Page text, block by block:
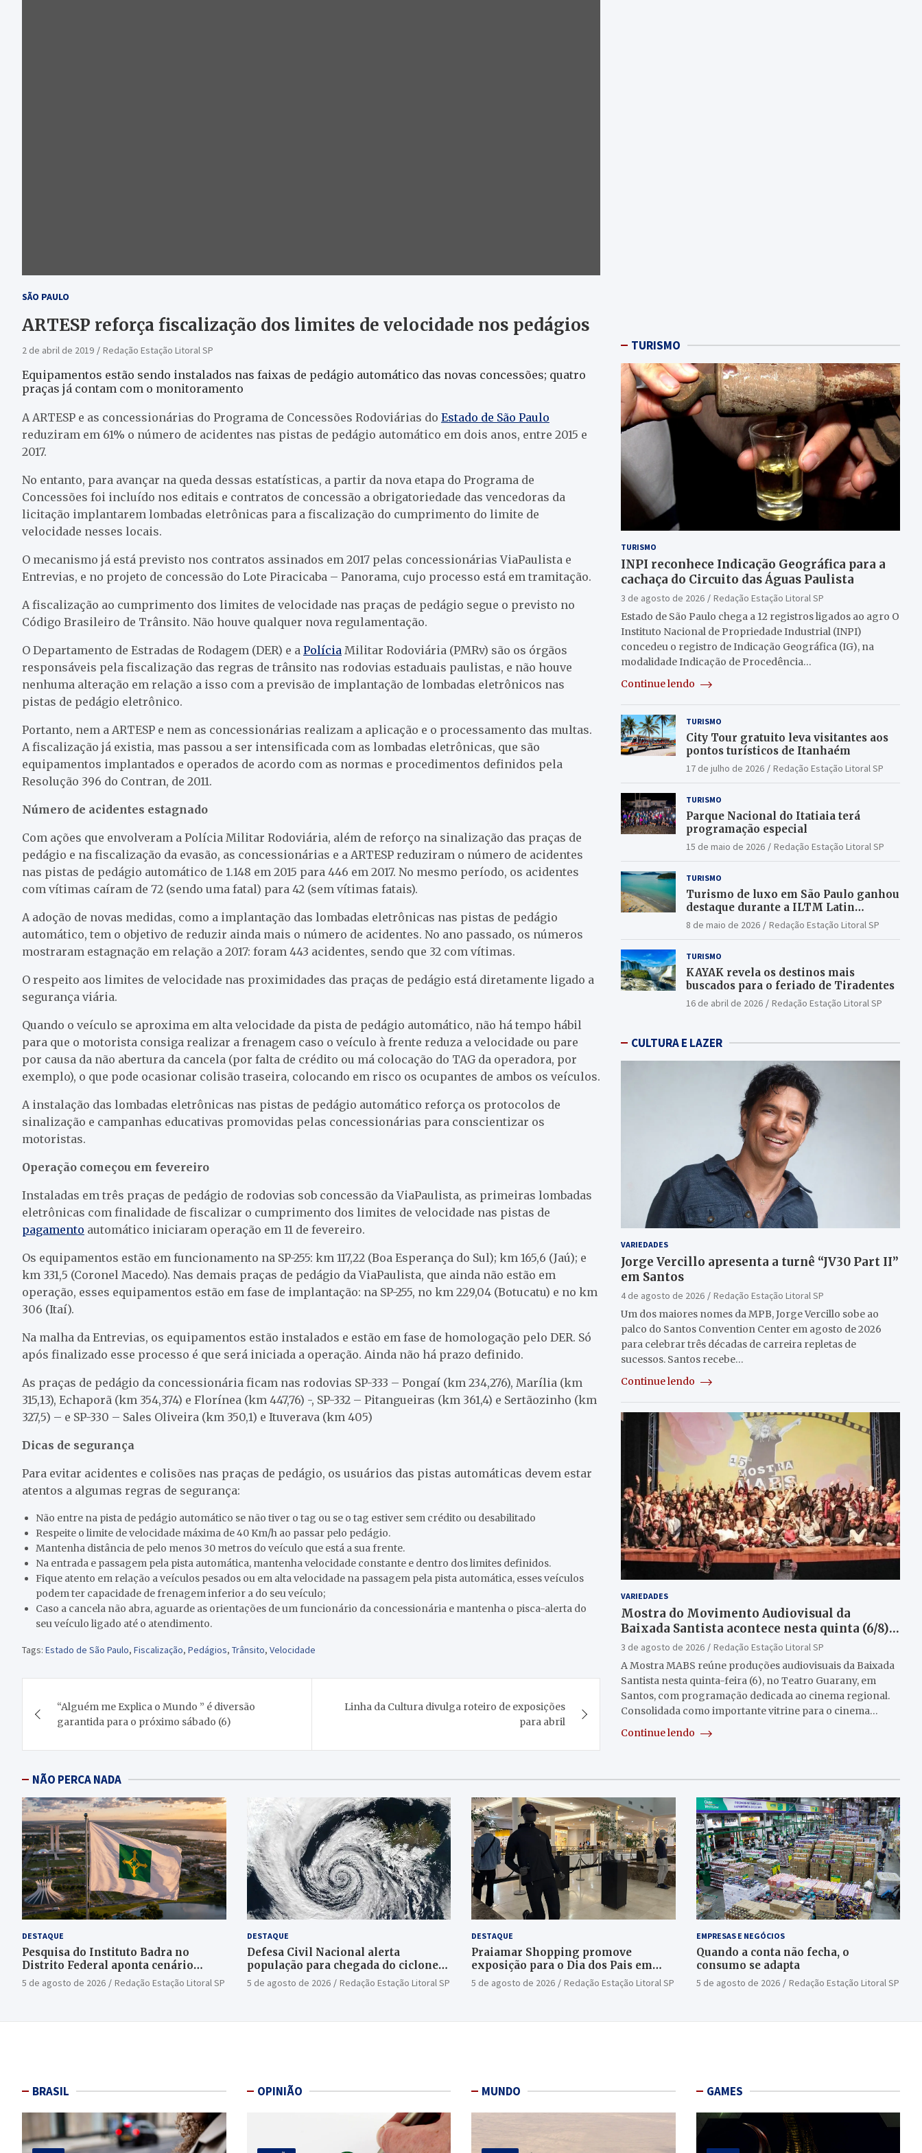
SÃO PAULO
ARTESP reforça fiscalização dos limites de velocidade nos pedágios
2 de abril de 2019 Redação Estação Litoral SP
Equipamentos estão sendo instalados nas faixas de pedágio automático das novas concessões; quatro
praças já contam com o monitoramento
A ARTESP e as concessionárias do Programa de Concessões Rodoviárias do Estado de São Paulo
reduziram em 61% o número de acidentes nas pistas de pedágio automático em dois anos, entre 2015 e
2017.
No entanto, para avançar na queda dessas estatísticas, a partir da nova etapa do Programa de
Concessões foi incluído nos editais e contratos de concessão a obrigatoriedade das vencedoras da
licitação implantarem lombadas eletrônicas para a fiscalização do cumprimento do limite de
velocidade nesses locais.
O mecanismo já está previsto nos contratos assinados em 2017 pelas concessionárias ViaPaulista e
Entrevias, e no projeto de concessão do Lote Piracicaba – Panorama, cujo processo está em tramitação.
A fiscalização ao cumprimento dos limites de velocidade nas praças de pedágio segue o previsto no
Código Brasileiro de Trânsito. Não houve qualquer nova regulamentação.
O Departamento de Estradas de Rodagem (DER) e a Polícia Militar Rodoviária (PMRv) são os órgãos
responsáveis pela fiscalização das regras de trânsito nas rodovias estaduais paulistas, e não houve
nenhuma alteração em relação a isso com a previsão de implantação de lombadas eletrônicos nas
pistas de pedágio eletrônico.
Portanto, nem a ARTESP e nem as concessionárias realizam a aplicação e o processamento das multas.
A fiscalização já existia, mas passou a ser intensificada com as lombadas eletrônicas, que são
equipamentos implantados e operados de acordo com as normas e procedimentos definidos pela
Resolução 396 do Contran, de 2011.
Número de acidentes estagnado
Com ações que envolveram a Polícia Militar Rodoviária, além de reforço na sinalização das praças de
pedágio e na fiscalização da evasão, as concessionárias e a ARTESP reduziram o número de acidentes
nas pistas de pedágio automático de 1.148 em 2015 para 446 em 2017. No mesmo período, os acidentes
com vítimas caíram de 72 (sendo uma fatal) para 42 (sem vítimas fatais).
A adoção de novas medidas, como a implantação das lombadas eletrônicas nas pistas de pedágio
automático, tem o objetivo de reduzir ainda mais o número de acidentes. No ano passado, os números
mostraram estagnação em relação a 2017: foram 443 acidentes, sendo que 32 com vítimas.
O respeito aos limites de velocidade nas proximidades das praças de pedágio está diretamente ligado a
segurança viária.
Quando o veículo se aproxima em alta velocidade da pista de pedágio automático, não há tempo hábil
para que o motorista consiga realizar a frenagem caso o veículo à frente reduza a velocidade ou pare
por causa da não abertura da cancela (por falta de crédito ou má colocação do TAG da operadora, por
exemplo), o que pode ocasionar colisão traseira, colocando em risco os ocupantes de ambos os veículos.
A instalação das lombadas eletrônicas nas pistas de pedágio automático reforça os protocolos de
sinalização e campanhas educativas promovidas pelas concessionárias para conscientizar os
motoristas.
Operação começou em fevereiro
Instaladas em três praças de pedágio de rodovias sob concessão da ViaPaulista, as primeiras lombadas
eletrônicas com finalidade de fiscalizar o cumprimento dos limites de velocidade nas pistas de
pagamento automático iniciaram operação em 11 de fevereiro.
Os equipamentos estão em funcionamento na SP-255: km 117,22 (Boa Esperança do Sul); km 165,6 (Jaú); e
km 331,5 (Coronel Macedo). Nas demais praças de pedágio da ViaPaulista, que ainda não estão em
operação, esses equipamentos estão em fase de implantação: na SP-255, no km 229,04 (Botucatu) e no km
306 (Itaí).
Na malha da Entrevias, os equipamentos estão instalados e estão em fase de homologação pelo DER. Só
após finalizado esse processo é que será iniciada a operação. Ainda não há prazo definido.
As praças de pedágio da concessionária ficam nas rodovias SP-333 – Pongaí (km 234,276), Marília (km
315,13), Echaporã (km 354,374) e Florínea (km 447,76) -, SP-332 – Pitangueiras (km 361,4) e Sertãozinho (km
327,5) – e SP-330 – Sales Oliveira (km 350,1) e Ituverava (km 405)
Dicas de segurança
Para evitar acidentes e colisões nas praças de pedágio, os usuários das pistas automáticas devem estar
atentos a algumas regras de segurança:
Não entre na pista de pedágio automático se não tiver o tag ou se o tag estiver sem crédito ou desabilitado
Respeite o limite de velocidade máxima de 40 Km/h ao passar pelo pedágio.
Mantenha distância de pelo menos 30 metros do veículo que está a sua frente.
Na entrada e passagem pela pista automática, mantenha velocidade constante e dentro dos limites definidos.
Fique atento em relação a veículos pesados ou em alta velocidade na passagem pela pista automática, esses veículos
podem ter capacidade de frenagem inferior a do seu veículo;
Caso a cancela não abra, aguarde as orientações de um funcionário da concessionária e mantenha o pisca-alerta do
seu veículo ligado até o atendimento.
Tags: Estado de São Paulo, Fiscalização, Pedágios, Trânsito, Velocidade
de
Post
“Alguém me Explica o Mundo ” é diversão
garantida para o próximo sábado (6)
Linha da Cultura divulga roteiro de exposições
para abril
TURISMO
TURISMO
INPI reconhece Indicação Geográfica para a
cachaça do Circuito das Águas Paulista
3 de agosto de 2026
Redação Estação Litoral SP
Estado de São Paulo chega a 12 registros ligados ao agro O
Instituto Nacional de Propriedade Industrial (INPI)
concedeu o registro de Indicação Geográfica (IG), na
modalidade Indicação de Procedência…
Continue lendo
TURISMO
City Tour gratuito leva visitantes aos
pontos turísticos de Itanhaém
17 de julho de 2026 Redação Estação Litoral SP
TURISMO
Parque Nacional do Itatiaia terá
programação especial
15 de maio de 2026 Redação Estação Litoral SP
TURISMO
Turismo de luxo em São Paulo ganhou
destaque durante a ILTM Latin
America 2026
8 de maio de 2026 Redação Estação Litoral SP
TURISMO
KAYAK revela os destinos mais
buscados para o feriado de Tiradentes
16 de abril de 2026 Redação Estação Litoral SP
CULTURA E LAZER
VARIEDADES
Jorge Vercillo apresenta a turnê “JV30 Part II”
em Santos
4 de agosto de 2026
Redação Estação Litoral SP
Um dos maiores nomes da MPB, Jorge Vercillo sobe ao
palco do Santos Convention Center em agosto de 2026
para celebrar três décadas de carreira repletas de
sucessos. Santos recebe…
Continue lendo
VARIEDADES
Mostra do Movimento Audiovisual da
Baixada Santista acontece nesta quinta (6/8)
no Teatro Guarany
3 de agosto de 2026
Redação Estação Litoral SP
A Mostra MABS reúne produções audiovisuais da Baixada
Santista nesta quinta-feira (6), no Teatro Guarany, em
Santos, com programação dedicada ao cinema regional.
Consolidada como importante vitrine para o cinema…
Continue lendo
NÃO PERCA NADA
DESTAQUE
Pesquisa do Instituto Badra no
Distrito Federal aponta cenário
aberto para o Senado
5 de agosto de 2026 Redação Estação Litoral SP
DESTAQUE
Defesa Civil Nacional alerta
população para chegada do ciclone
bomba
5 de agosto de 2026 Redação Estação Litoral SP
DESTAQUE
Praiamar Shopping promove
exposição para o Dia dos Pais em
Santos
5 de agosto de 2026 Redação Estação Litoral SP
EMPRESAS E NEGÓCIOS
Quando a conta não fecha, o
consumo se adapta
5 de agosto de 2026 Redação Estação Litoral SP
BRASIL OPINIÃO MUNDO GAMES